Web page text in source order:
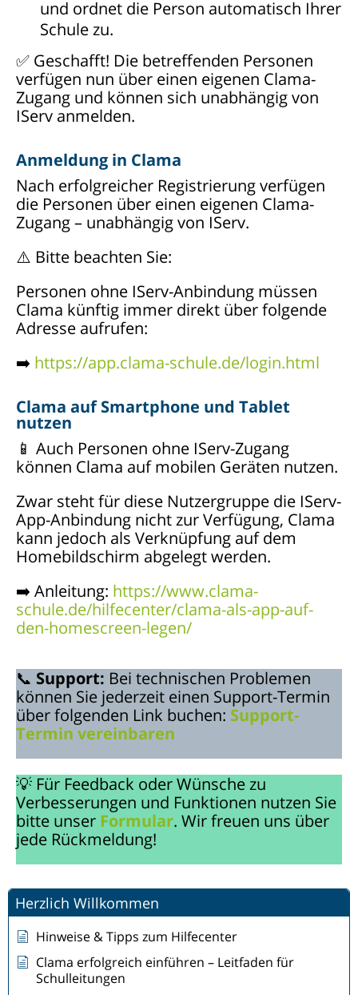
Herzlich Willkommen
Hinweise & Tipps zum Hilfecenter
Clama erfolgreich einführen – Leitfaden für
Schulleitungen
und ordnet die Person automatisch Ihrer
Schule zu.
✅ Geschafft! Die betreffenden Personen
verfügen nun über einen eigenen Clama-
Zugang und können sich unabhängig von
IServ anmelden.
Anmeldung in Clama
Nach erfolgreicher Registrierung verfügen
die Personen über einen eigenen Clama-
Zugang – unabhängig von IServ.
⚠️ Bitte beachten Sie:
Personen ohne IServ-Anbindung müssen
Clama künftig immer direkt über folgende
Adresse aufrufen:
➡️ https://app.clama-schule.de/login.html
Clama auf Smartphone und Tablet
nutzen
📱 Auch Personen ohne IServ-Zugang
können Clama auf mobilen Geräten nutzen.
Zwar steht für diese Nutzergruppe die IServ-
App-Anbindung nicht zur Verfügung, Clama
kann jedoch als Verknüpfung auf dem
Homebildschirm abgelegt werden.
➡️ Anleitung: https://www.clama-
schule.de/hilfecenter/clama-als-app-auf-
den-homescreen-legen/
📞 Support: Bei technischen Problemen
können Sie jederzeit einen Support-Termin
über folgenden Link buchen: Support-
Termin vereinbaren
💡 Für Feedback oder Wünsche zu
Verbesserungen und Funktionen nutzen Sie
bitte unser Formular. Wir freuen uns über
jede Rückmeldung!